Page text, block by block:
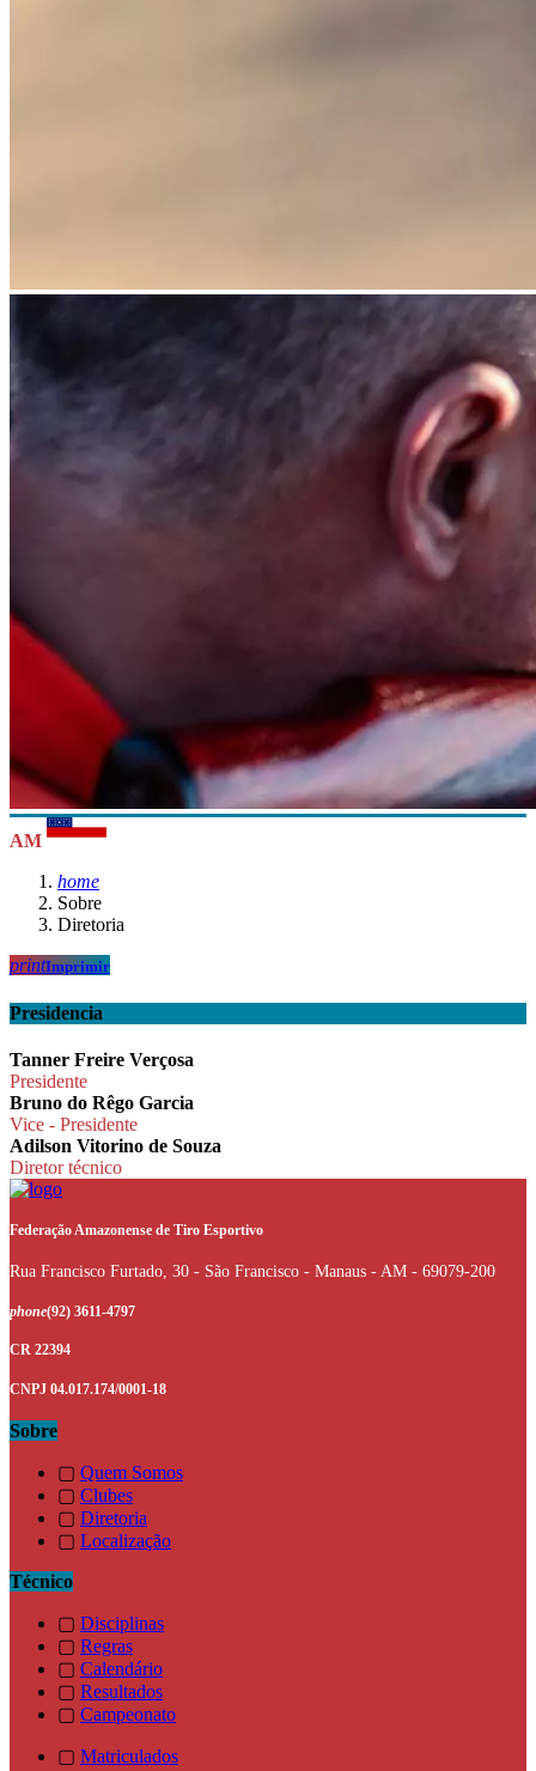
AM
home
Sobre
Diretoria
printImprimir
Presidencia
Tanner Freire Verçosa
Presidente
Bruno do Rêgo Garcia
Vice - Presidente
Adilson Vitorino de Souza
Diretor técnico
Federação Amazonense de Tiro Esportivo
Rua Francisco Furtado, 30 - São Francisco - Manaus - AM - 69079-200
phone(92) 3611-4797
CR 22394
CNPJ 04.017.174/0001-18
Sobre
▢ Quem Somos
▢ Clubes
▢ Diretoria
▢ Localização
Técnico
▢ Disciplinas
▢ Regras
▢ Calendário
▢ Resultados
▢ Campeonato
▢ Matriculados